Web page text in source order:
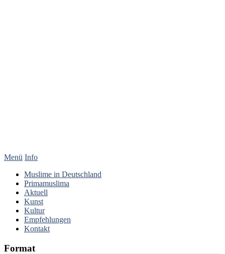
Menü Info
Muslime in Deutschland
Primamuslima
Aktuell
Kunst
Kultur
Empfehlungen
Kontakt
Format